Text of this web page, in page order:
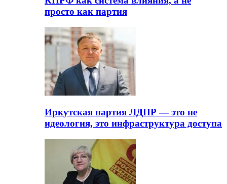
просто как партия
Иркутская партия ЛДПР — это не
идеология, это инфраструктура доступа